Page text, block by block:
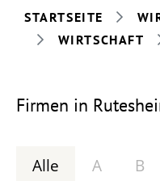
STARTSEITE
WIRTSCHAFT
Firmen in
Alle A B